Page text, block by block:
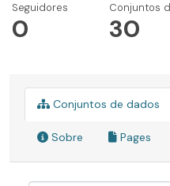
Seguidores
0
Conjuntos
30
Conjuntos de dados
Sobre Pages